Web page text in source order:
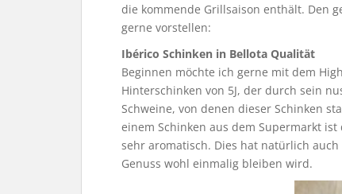
die kommende Grillsaison enthält. Den
gerne vorstellen:
Ibérico Schinken in Bellota Qualität
Beginnen möchte ich gerne mit dem
Hinterschinken von 5J, der durch sein
Schweine, von denen dieser Schinken
einem Schinken aus dem Supermarkt
sehr aromatisch. Dies hat natürlich
Genuss wohl einmalig bleiben wird.